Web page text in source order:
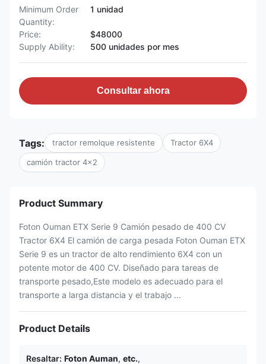
Minimum Order
Quantity:
1 unidad
Price:
$48000
Supply Ability:
500 unidades por mes
Consultar ahora
Tags: tractor remolque resistente Tractor 6X4
camión tractor 4x2
Product Summary
Foton Ouman ETX Serie 9 Camión pesado de 400 CV
Tractor 6X4 El camión de carga pesada Foton Ouman ETX
Serie 9 es un tractor de alto rendimiento 6X4 con un
potente motor de 400 CV. Diseñado para tareas de
transporte pesado,Este modelo es adecuado para el
transporte a larga distancia y el trabajo ...
Product Details
Resaltar: Foton Auman, etc.,